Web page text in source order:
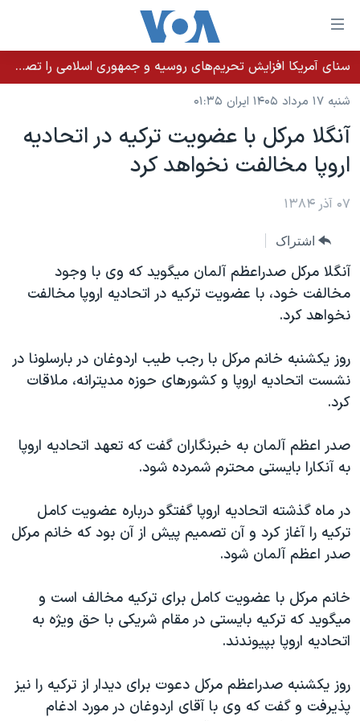
لینکهای
قابل
دسترسی
جهش
محتوای
اصلی
جهش
به
اصلی
جهش
به
جستجو
خانه
نسخه سبک وب‌سایت
موضوع ها
ایران
آمریکا
گزیده‌ها
ویژه برنامه‌ها
فرهنگ و زندگی
حقوق شهروندی
علم و فناوری
آرشیو پخش زنده
برنامه های تلویزیونی
جدول برنامه ها
صفحه‌های ویژه
عملیات خشم حماسی
۲۵۰سالگی آمریکا
مستندها
انتخابات ریاست جمهوری آمریکا ۲۰۲۴
رمز مهسا
اعتراضات زن، زندگی، آزادی
مجموعه مستندهای دادخواهی
دادگاه حمید نوری
چهل سال گروگان‌گیری
اعتراضات مردمی آبان ۹۸
فرکانس‌های صدای آمریکا
پخش رادیویی
دنبال کنید
سنای آمریکا افزایش تحریم‌های روسیه و جمهوری اسلامی را تصویب کرد؛ زلنسکی از این اقدام تشکر کرد
شنبه ۱۷ مرداد ۱۴۰۵ ایران ۰۱:۳۵
آنگلا مرکل با عضويت ترکيه در اتحاديه
اروپا مخالفت نخواهد کرد
۰۷ آذر ۱۳۸۴
اشتراک
آنگلا مرکل صدراعظم آلمان ميگويد که وی با وجود
مخالفت خود، با عضويت ترکيه در اتحاديه اروپا مخالفت
نخواهد کرد.
روز يکشنبه خانم مرکل با رجب طيب اردوغان در بارسلونا در
نشست اتحاديه اروپا و کشورهای حوزه مديترانه، ملاقات
کرد.
صدر اعظم آلمان به خبرنگاران گفت که تعهد اتحاديه اروپا
به آنکارا بايستی محترم شمرده شود.
در ماه گذشته اتحاديه اروپا گفتگو درباره عضويت کامل
ترکيه را آغاز کرد و آن تصميم پيش از آن بود که خانم مرکل
صدر اعظم آلمان شود.
خانم مرکل با عضويت کامل برای ترکيه مخالف است و
ميگويد که ترکيه بايستی در مقام شريکی با حق ويژه به
اتحاديه اروپا بپيوندند.
روز يکشنبه صدراعظم مرکل دعوت برای ديدار از ترکيه را نيز
پذيرفت و گفت که وی با آقای اردوغان در مورد ادغام